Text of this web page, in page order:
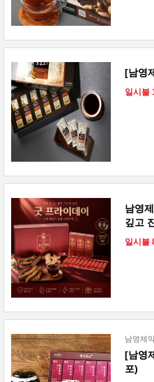
[남영
일시불
남영
깊고
일시불
남영제
[남영
포)